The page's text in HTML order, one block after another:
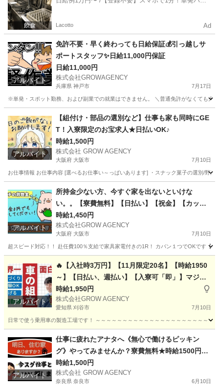
Lacotto Ad
アルバイト
免許不要・早く終わっても日給保証💰引っ越しサ
ポートスタッフ✨日給11,000円保証
日給11,000円
株式会社GROWAGENCY
兵庫県 神戸市 7月17日
※単発・スポット勤務、および副業での就業はできません。 ＼普通免許がなくても大
引越し スタッフ
アルバイト
【組付け・部品の選別など】仕事も家も同時にGE
T！入寮限定のお宝求人★日払いOK♪
時給1,500円
株式会社 GROW AGENCY
大阪府 大阪市 7月10日
お仕事情報 お仕事内容 [選べるお仕事い～っぱいあります] ・スナック菓子の選別/野
軽作業 大阪 大阪市 軽作業
アルバイト
所持金少ない方、今すぐ家を出ないといけな
い。。【寮費無料】【日払い】【祝金】【カップ
ル】【家族】【赴任費無料】【即入寮】【即面
接】可能です！
時給1,450円
株式会社GROW AGENCY
大阪府 大阪市 7月10日
超スピード対応！！ 赴任費100％支給で家具家電付きの1R！ カバン１つでOKです【
工場 大阪 大阪市 工場 カップル
アルバイト
🔥【入社時3万円】【11月限定20名】【時給1950
～】【日払い、週払い】【入寮可「即」】マジ激
熱です‼
時給1,950円
株式会社GROW AGENCY
愛知県 刈谷市 7月10日
日常で使う乗用車の製造工場です！ ～～～～～～～～～～～～～～～～～～～～～
工場 三重 いなべ市 工場 時給
アルバイト
仕事に疲れたアナタへ《無心で働けるピッキン
グ》やってみませんか？寮費無料★時給1500円★
日払い★最速入寮OK◎
時給1,500円
株式会社 GROW AGENCY
奈良県 奈良市 6月10日